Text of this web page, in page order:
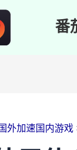
番
国外加速国内游戏